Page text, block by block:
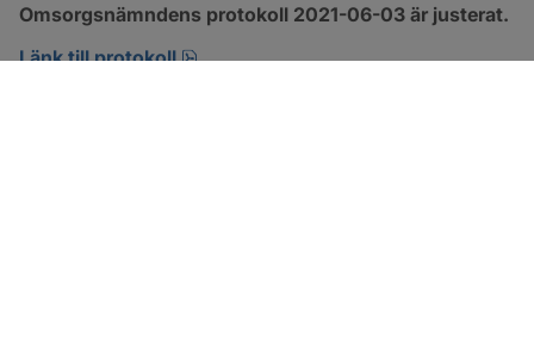
Omsorgsnämndens protokoll 2021-06-03 är justerat.
Länk till protokoll
pdf, 303.4 kB, öppnas i nytt fönster.